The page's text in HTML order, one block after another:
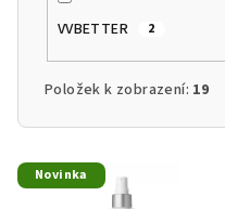
VVBETTER 2
Položek k zobrazení: 19
V
ý
Novinka